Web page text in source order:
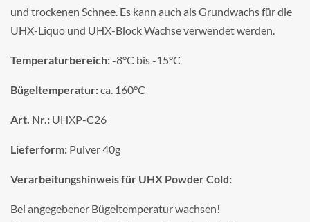
und trockenen Schnee. Es kann auch als Grundwachs für die
UHX-Liquo und UHX-Block Wachse verwendet werden.
Temperaturbereich:-8°C bis -15°C
Bügeltemperatur:ca. 160°C
Art. Nr.: UHXP-C26
Lieferform: Pulver 40g
Verarbeitungshinweis für UHX Powder Cold:
Bei angegebener Bügeltemperatur wachsen!